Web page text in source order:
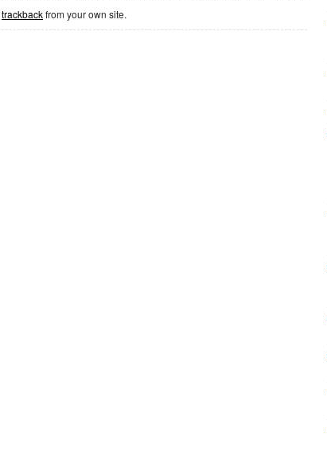
trackbackfrom your own site.